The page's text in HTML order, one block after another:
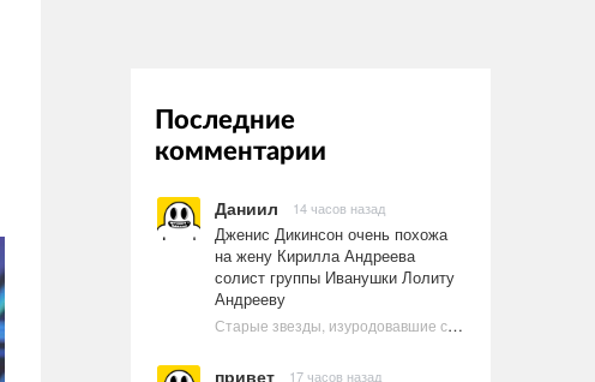
Последние
комментарии
Даниил 14 часов назад
Дженис Дикинсон очень похожа
на жену Кирилла Андреева
солист группы Иванушки Лолиту
Андрееву
Старые звезды, изуродовавшие себя пластикой
привет 17 часов назад